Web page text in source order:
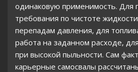
одинаковую применимость. Для
требования по чистоте
перепадам давления, для
работа на заданном расходе,
при высокой пыльности. Сам
карьерные самосвалы